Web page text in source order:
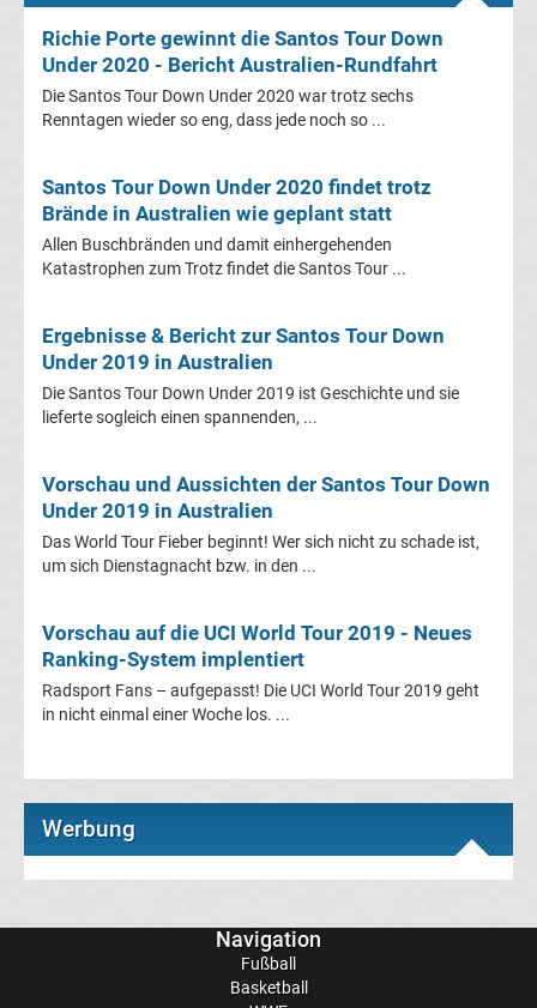
Premier
League
Premier
League
Tabelle
Frauen
Erg.
Frauen
Bundesliga
Tabelle
1
Ligue
Richie Porte gewinnt die Santos Tour Down
Under 2020 - Bericht Australien-Rundfahrt
Die Santos Tour Down Under 2020 war trotz sechs
Renntagen wieder so eng, dass jede noch so ...
Santos Tour Down Under 2020 findet trotz
Brände in Australien wie geplant statt
Allen Buschbränden und damit einhergehenden
Katastrophen zum Trotz findet die Santos Tour ...
Ergebnisse & Bericht zur Santos Tour Down
Under 2019 in Australien
Die Santos Tour Down Under 2019 ist Geschichte und sie
lieferte sogleich einen spannenden, ...
Vorschau und Aussichten der Santos Tour Down
Under 2019 in Australien
Das World Tour Fieber beginnt! Wer sich nicht zu schade ist,
um sich Dienstagnacht bzw. in den ...
Vorschau auf die UCI World Tour 2019 - Neues
Ranking-System implentiert
Radsport Fans – aufgepasst! Die UCI World Tour 2019 geht
in nicht einmal einer Woche los. ...
Werbung
Navigation
Fußball
Basketball